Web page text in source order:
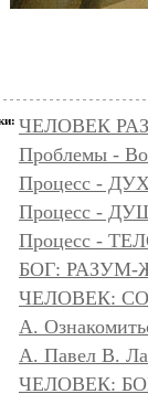
ЧЕЛОВЕК
Проблемы -
Процесс -
Процесс -
Процесс -
БОГ:
ЧЕЛОВЕК:
А.
А. Павел В.
ЧЕЛОВЕК: